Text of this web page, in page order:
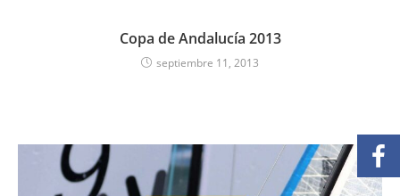
Copa de Andalucía 2013
septiembre 11, 2013